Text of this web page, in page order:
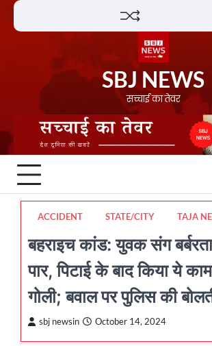
Skip
SBJ NEWS
सच्चाई का तेवर
ACCIDENT STATE/CITY TAJA
बहराइच कांड: युवक संग
पार, पिटाई के बाद किया ये
गोली; बवाल पर पुलिस की
sbj newsin October 14, 2024